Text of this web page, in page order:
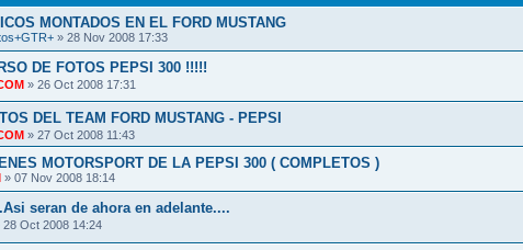
MONTADOS EN EL FORD MUSTANG
» 28 Nov 2008 17:33
DE FOTOS PEPSI 300 !!!!!
» 26 Oct 2008 17:31
DEL TEAM FORD MUSTANG - PEPSI
» 27 Oct 2008 11:43
MOTORSPORT DE LA PEPSI 300 ( COMPLETOS )
» 07 Nov 2008 18:14
seran de ahora en adelante....
28 Oct 2008 14:24